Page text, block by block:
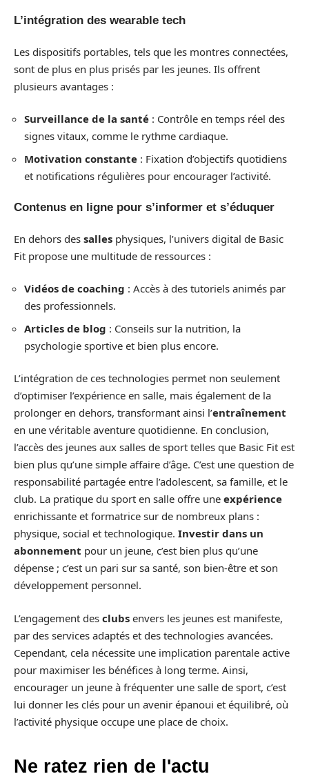
L’intégration des wearable tech
Les dispositifs portables, tels que les montres connectées,
sont de plus en plus prisés par les jeunes. Ils offrent
plusieurs avantages :
Surveillance de la santé : Contrôle en temps réel des
signes vitaux, comme le rythme cardiaque.
Motivation constante : Fixation d’objectifs quotidiens
et notifications régulières pour encourager l’activité.
Contenus en ligne pour s’informer et s’éduquer
En dehors des salles physiques, l’univers digital de Basic
Fit propose une multitude de ressources :
Vidéos de coaching : Accès à des tutoriels animés par
des professionnels.
Articles de blog : Conseils sur la nutrition, la
psychologie sportive et bien plus encore.
L’intégration de ces technologies permet non seulement
d’optimiser l’expérience en salle, mais également de la
prolonger en dehors, transformant ainsi l’entraînement
en une véritable aventure quotidienne. En conclusion,
l’accès des jeunes aux salles de sport telles que Basic Fit est
bien plus qu’une simple affaire d’âge. C’est une question de
responsabilité partagée entre l’adolescent, sa famille, et le
club. La pratique du sport en salle offre une expérience
enrichissante et formatrice sur de nombreux plans :
physique, social et technologique. Investir dans un
abonnement pour un jeune, c’est bien plus qu’une
dépense ; c’est un pari sur sa santé, son bien-être et son
développement personnel.
L’engagement des clubs envers les jeunes est manifeste,
par des services adaptés et des technologies avancées.
Cependant, cela nécessite une implication parentale active
pour maximiser les bénéfices à long terme. Ainsi,
encourager un jeune à fréquenter une salle de sport, c’est
lui donner les clés pour un avenir épanoui et équilibré, où
l’activité physique occupe une place de choix.
Ne ratez rien de l'actu